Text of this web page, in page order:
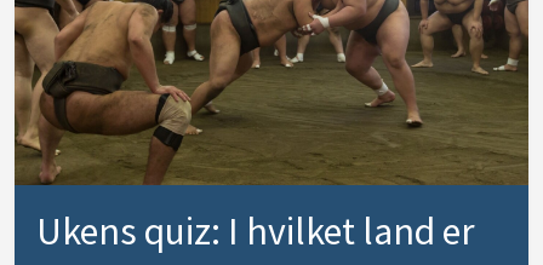
Ukens quiz: I hvilket land er